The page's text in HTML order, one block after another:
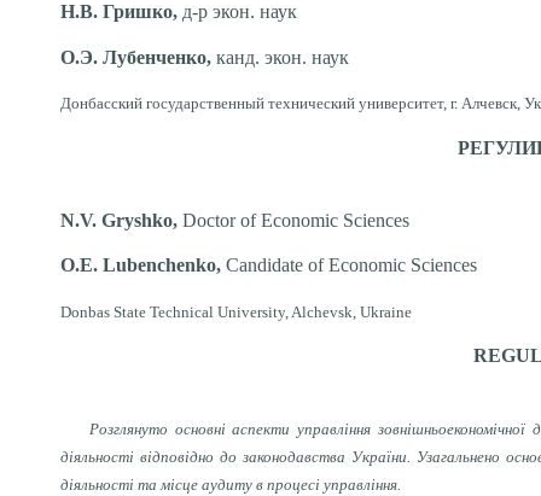
Н.В. Гришко, д-р экон. наук
О.Э. Лубенченко, канд. экон. наук
Донбасский государственный технический университет, г. Алчевск,
N.V. Grуshko, Doctor of Economic Sciences
O.E. Lubenchenko, Candidate of Economic Sciences
Donbas State Technical University, Alchevsk, Ukraine
Розглянуто основні аспекти управління
діяльності відповідно до законодавства України. Узагальнено
діяльності та місце аудиту в процесі управління.